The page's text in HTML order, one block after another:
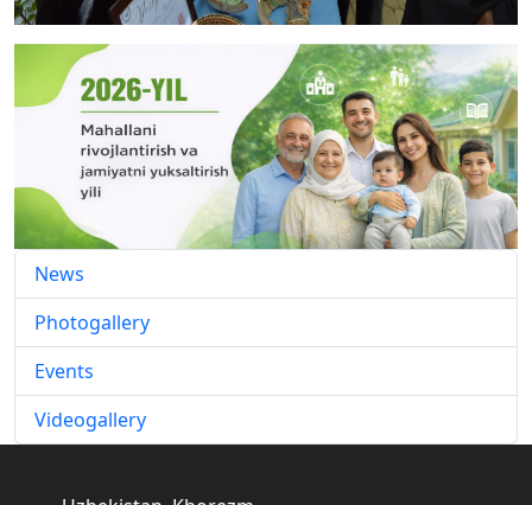
News
Photogallery
Events
Videogallery